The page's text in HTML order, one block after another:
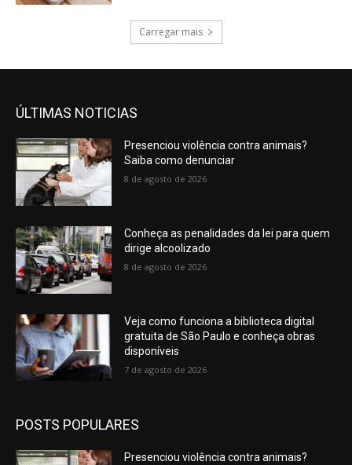
Carregar mais
ÚLTIMAS NOTICIAS
Presenciou violência contra animais?
Saiba como denunciar
8 de agosto de 2026
Conheça as penalidades da lei para quem
dirige alcoolizado
8 de agosto de 2026
Veja como funciona a biblioteca digital
gratuita de São Paulo e conheça obras
disponíveis
7 de agosto de 2026
POSTS POPULARES
Presenciou violência contra animais?